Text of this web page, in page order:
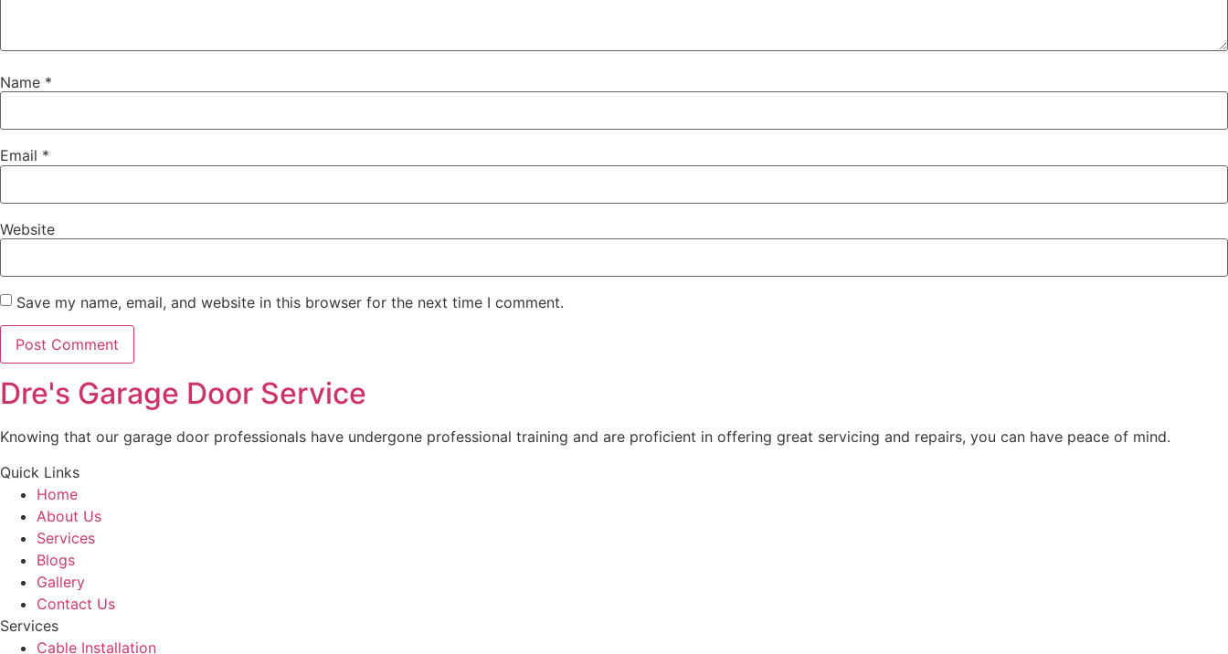
Name *
Email *
Website
Save my name, email, and website in this browser for the next time I comment.
Dre's Garage Door Service
Knowing that our garage door professionals have undergone professional training and are proficient in offering great servicing and repairs, you can have peace of mind.
Quick Links
Home
About Us
Services
Blogs
Gallery
Contact Us
Services
Cable Installation